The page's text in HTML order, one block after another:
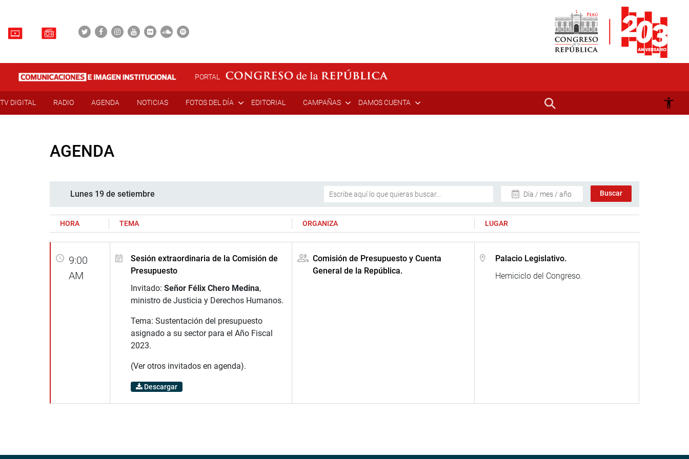
PORTAL
TV DIGITAL RADIO AGENDA NOTICIAS FOTOS DEL DÍA EDITORIAL CAMPAÑAS DAMOS CUENTA
AGENDA
Lunes 19 de setiembre Día / mes / año
HORA TEMA ORGANIZA LUGAR
9:00
AM
Sesión extraordinaria de la Comisión de
Presupuesto
Invitado: Señor Félix Chero Medina,
ministro de Justicia y Derechos Humanos.
Tema: Sustentación del presupuesto
asignado a su sector para el Año Fiscal
2023.
(Ver otros invitados en agenda).
Descargar
Comisión de Presupuesto y Cuenta
General de la República.
Palacio Legislativo.
Hemiciclo del Congreso.